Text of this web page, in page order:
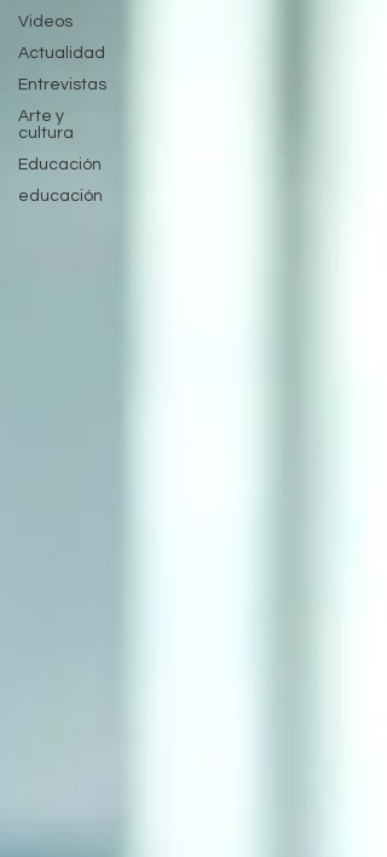
Videos
Actualidad
Entrevistas
Arte y
cultura
Educación
educación